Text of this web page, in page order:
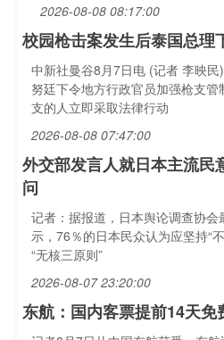
2026-08-08 08:17:00
校园枪击案发生后泰国总理
中新社曼谷8月7日电 (记者 李映
努廷下令地方行政官员加强枪支
支的人立即采取法律行动
2026-08-08 07:47:00
外交部发言人就日本主流民
问
记者：据报道，日本舆论调查协会
示，76％的日本民众认为应坚持“
“无核三原则”
2026-08-07 23:20:00
东航：国内客票提前14天免